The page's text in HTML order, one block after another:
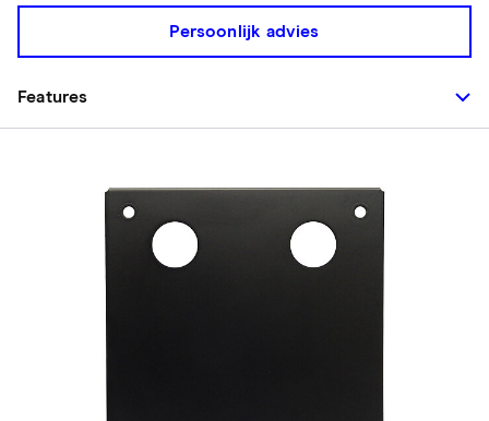
Features
Persoonlijk advies